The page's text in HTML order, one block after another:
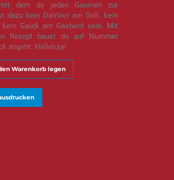
dem du jeden Gaumen zur
dazu kein DaVinci am Grill, kein
Gaudi am Gasherd sein. Mit
Rezept baust du auf Nummer
angeht: Halleluja!
Warenkorb legen